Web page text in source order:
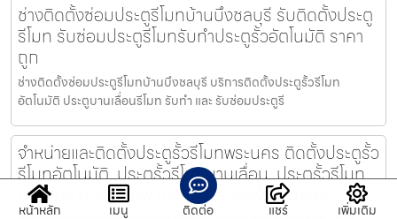
ช่างติดตั้งซ่อมประตูรีโมทบ้านบึงชลบุรี รับติดตั้งประตู
รีโมท รับซ่อมประตูรีโมทรับทำประตูรั้วอัตโนมัติ ราคา
ถูก
ช่างติดตั้งซ่อมประตูรีโมทบ้านบึงชลบุรี บริการติดตั้งประตูรั้วรีโมท
อัตโนมัติ ประตูบานเลื่อนรีโมท รับทำ และ รับซ่อมประตูรี
จำหน่ายและติดตั้งประตูรั้วรีโมทพระนคร ติดตั้งประตูรั้ว
รีโมทอัตโนมัติ, ประตูรั้วรีโมทบานเลื่อน, ประตูรั้วรีโมท
บานสวิง ทั่วกรุงเทพ ปริมณฑล และพื้นที่ใกล้เคียง
หน้าหลัก เมนู ติดต่อ แชร์ เพิ่มเติม